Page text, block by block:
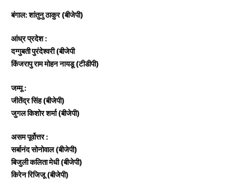
बंगाल: शांतुनु ठाकुर (बीजेपी)
आंध्र प्रदेश :
दग्गुबती पुरंदेश्वरी (बीजेपी
किंजरापु राम मोहन नायडू (टीडीपी)
जम्मू :
जीतेंद्र सिंह (बीजेपी)
जुगल किशोर शर्मा (बीजेपी)
असम पूर्वोत्तर :
सर्बानंद सोनोवाल (बीजेपी)
बिजुली कलिता मेधी (बीजेपी)
किरेन रिजिजू (बीजेपी)